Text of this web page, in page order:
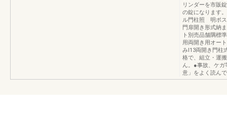
リンダーを市販
の錠になります
ル門柱照 明ポス
門扉開き形式納
ト別売品舗隅標
用両開き用オー
みl13両開き門柱
格で、組立・運
ん。●事故、ケガ
意」をよく読ん